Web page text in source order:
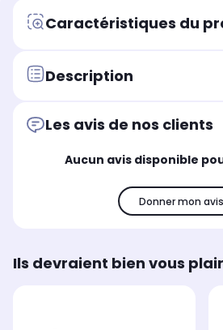
Caractéristiques du
Description
Les avis de nos clients
Aucun avis disponible
Donner mon avis
Ils devraient bien vous